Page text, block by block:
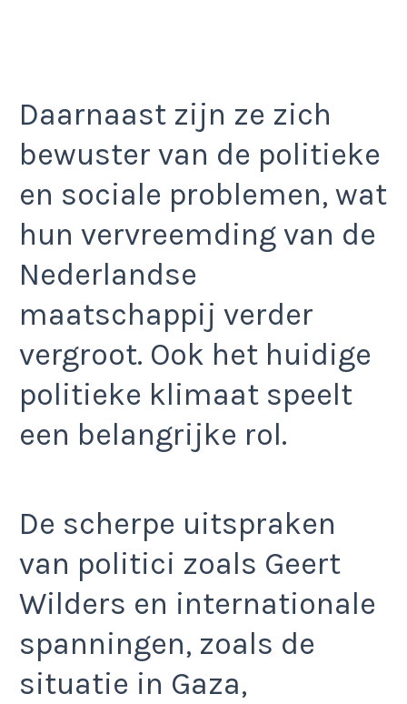
Daarnaast zijn ze zich
bewuster van de politieke
en sociale problemen, wat
hun vervreemding van de
Nederlandse
maatschappij verder
vergroot. Ook het huidige
politieke klimaat speelt
een belangrijke rol.
De scherpe uitspraken
van politici zoals Geert
Wilders en internationale
spanningen, zoals de
situatie in Gaza,